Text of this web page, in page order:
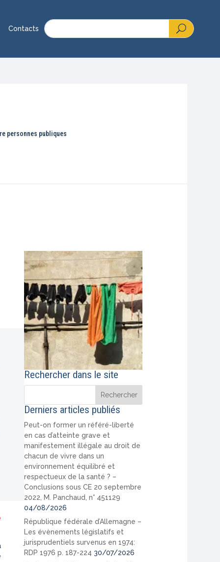
Contacts
personnes publiques
Rechercher dans le site
Derniers articles publiés
Peut-on former un référé-liberté
en cas d’atteinte grave et
manifestement illégale au droit de
chacun de vivre dans un
environnement équilibré et
respectueux de la santé ? –
Conclusions sous CE 20 septembre
2022, M. Panchaud, n° 451129
04/08/2026
République fédérale d’Allemagne –
Les évènements législatifs et
jurisprudentiels survenus en 1974:
RDP 1976 p. 187-224 30/07/2026